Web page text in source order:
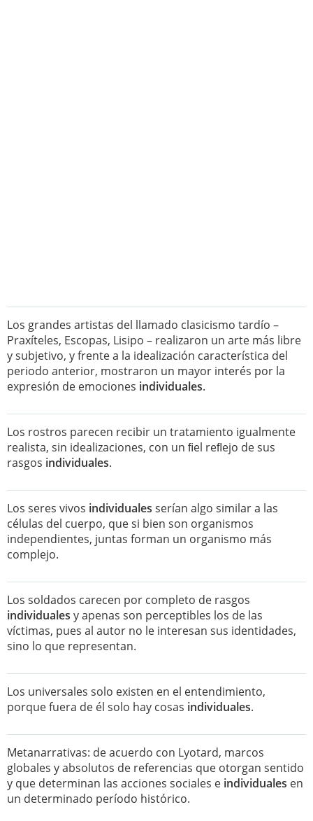
Los grandes artistas del llamado clasicismo tardío –
Praxíteles, Escopas, Lisipo – realizaron un arte más libre
y subjetivo, y frente a la idealización característica del
periodo anterior, mostraron un mayor interés por la
expresión de emociones individuales.
Los rostros parecen recibir un tratamiento igualmente
realista, sin idealizaciones, con un ﬁel reﬂejo de sus
rasgos individuales.
Los seres vivos individuales serían algo similar a las
células del cuerpo, que si bien son organismos
independientes, juntas forman un organismo más
complejo.
Los soldados carecen por completo de rasgos
individuales y apenas son perceptibles los de las
víctimas, pues al autor no le interesan sus identidades,
sino lo que representan.
Los universales solo existen en el entendimiento,
porque fuera de él solo hay cosas individuales.
Metanarrativas: de acuerdo con Lyotard, marcos
globales y absolutos de referencias que otorgan sentido
y que determinan las acciones sociales e individuales en
un determinado período histórico.